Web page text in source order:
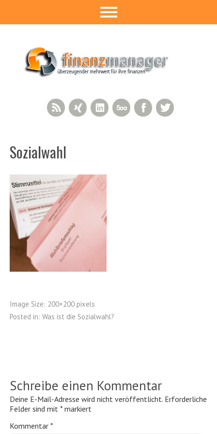
Facebook
500px
LinkedIn
Xing
RSS Feed
Sozialwahl
Image Size: 200×200 pixels
Posted in: Was ist die Sozialwahl?
Schreibe einen Kommentar
Deine E-Mail-Adresse wird nicht veröffentlicht. Erforderliche
Felder sind mit * markiert
Kommentar *